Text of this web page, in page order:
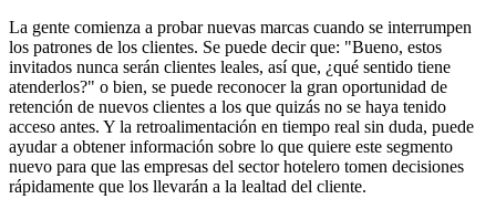
La gente comienza a probar nuevas marcas cuando se interrumpen
los patrones de los clientes. Se puede decir que: "Bueno, estos
invitados nunca serán clientes leales, así que, ¿qué sentido tiene
atenderlos?" o bien, se puede reconocer la gran oportunidad de
retención de nuevos clientes a los que quizás no se haya tenido
acceso antes. Y la retroalimentación en tiempo real sin duda, puede
ayudar a obtener información sobre lo que quiere este segmento
nuevo para que las empresas del sector hotelero tomen decisiones
rápidamente que los llevarán a la lealtad del cliente.